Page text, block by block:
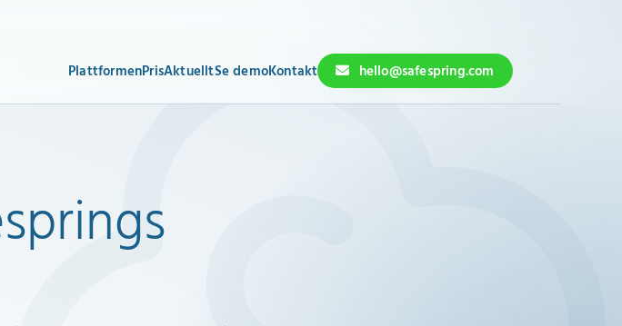
PlattformenPrisAktuelltSe demoKontakt hello@safespring.com